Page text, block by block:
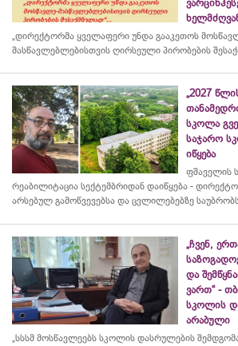
„დირექტორმა ყველაფერი უნდა გააკეთოს
მასწავლებლებისთვის ღირსეული პირობების
„2027
სკოლა
საჯარო
იწყება
ფშაველის
რეაბილიტაცია სექტემბრიდან დაიწყება -
არსებულ გამოწვევებსა და ცვლილებებზე
„ჩვენ,
და
ვართ“ -
სკოლის
არაბული
„სსსმ მოსწავლეებს სკოლის დასრულების